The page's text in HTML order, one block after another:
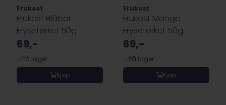
Frukost
Frukost Blåbär
Frysetørket 50g
69,-
På lager
Kjøp
Frukost
Frukost Mango
Frysetørket 50g
69,-
På lager
Kjøp